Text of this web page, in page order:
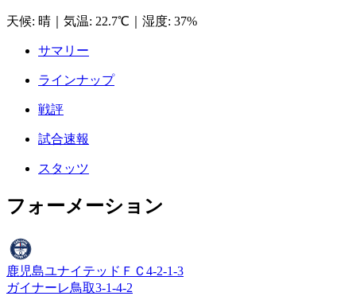
天候: 晴 気温: 22.7℃ 湿度: 37%
サマリー
ラインナップ
戦評
試合速報
スタッツ
フォーメーション
鹿児島ユナイテッドＦＣ 4-2-1-3
ガイナーレ鳥取3-1-4-2